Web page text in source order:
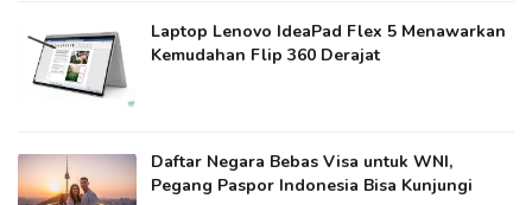
Laptop Lenovo IdeaPad Flex 5 Menawarkan
Kemudahan Flip 360 Derajat
Daftar Negara Bebas Visa untuk WNI,
Pegang Paspor Indonesia Bisa Kunjungi